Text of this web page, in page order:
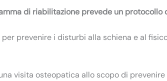
di riabilitazione prevede un protocollo
per prevenire i disturbi alla schiena e al
visita osteopatica allo scopo di